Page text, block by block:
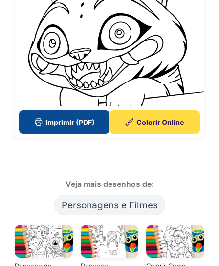
Imprimir (PDF) Colorir Online
Veja mais desenhos de:
Personagens e Filmes